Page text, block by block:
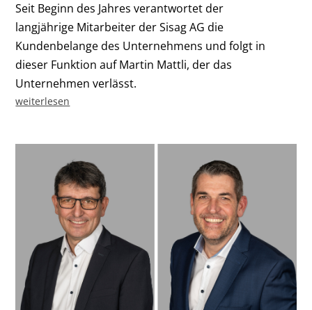
Seit Beginn des Jahres verantwortet der
langjährige Mitarbeiter der Sisag AG die
Kundenbelange des Unternehmens und folgt in
dieser Funktion auf Martin Mattli, der das
Unternehmen verlässt.
weiterlesen